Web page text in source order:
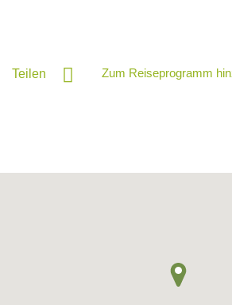
Teilen Zum Reiseprogramm